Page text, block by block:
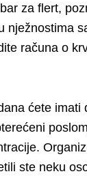
za flert,
nježnostima
računa o
ćete imati
ste neku